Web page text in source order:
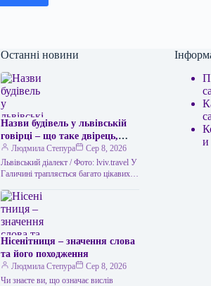
Останні новини
Назви будівель у львівській
говірці – що таке двірець,
креденс, кнайпа
Людмила Степура
Сер 8, 2026
Львівський діалект / Фото: lviv.travel У
Галичині трапляється багато цікавих
навіть досвідченого мандрівника. Тож
не дивно,…
Нісенітниця – значення слова
та його походження
Людмила Степура
Сер 8, 2026
Чи знаєте ви, що означає вислів
и